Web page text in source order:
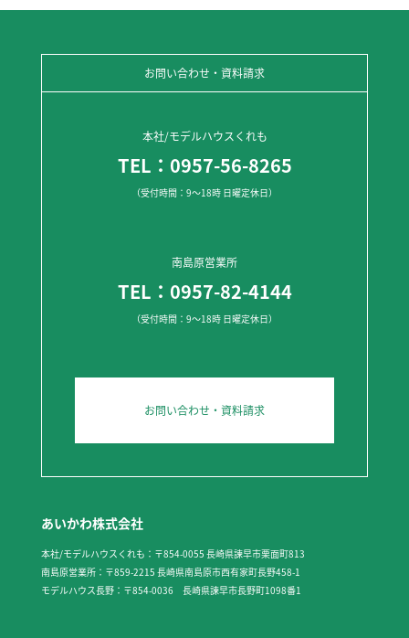
お問い合わせ・資料請求
本社/モデルハウスくれも
TEL：0957-56-8265
（受付時間：9～18時 日曜定休日）
南島原営業所
TEL：0957-82-4144
（受付時間：9～18時 日曜定休日）
お問い合わせ・資料請求
あいかわ株式会社
本社/モデルハウスくれも：〒854-0055 長崎県諫早市栗面町813
南島原営業所：〒859-2215 長崎県南島原市西有家町長野458-1
モデルハウス長野：〒854-0036 長崎県諫早市長野町1098番1